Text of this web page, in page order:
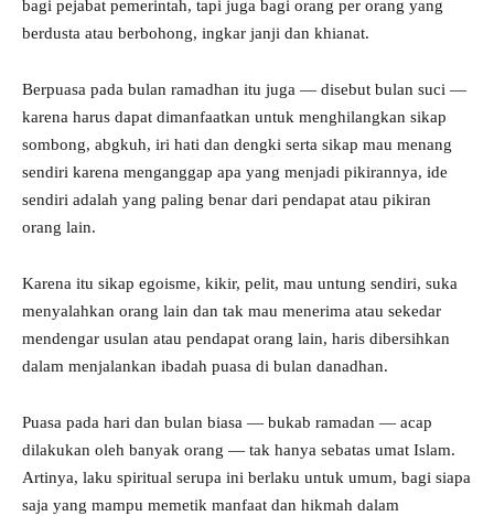
bagi pejabat pemerintah, tapi juga bagi orang per orang yang
berdusta atau berbohong, ingkar janji dan khianat.
Berpuasa pada bulan ramadhan itu juga — disebut bulan suci —
karena harus dapat dimanfaatkan untuk menghilangkan sikap
sombong, abgkuh, iri hati dan dengki serta sikap mau menang
sendiri karena menganggap apa yang menjadi pikirannya, ide
sendiri adalah yang paling benar dari pendapat atau pikiran
orang lain.
Karena itu sikap egoisme, kikir, pelit, mau untung sendiri, suka
menyalahkan orang lain dan tak mau menerima atau sekedar
mendengar usulan atau pendapat orang lain, haris dibersihkan
dalam menjalankan ibadah puasa di bulan danadhan.
Puasa pada hari dan bulan biasa — bukab ramadan — acap
dilakukan oleh banyak orang — tak hanya sebatas umat Islam.
Artinya, laku spiritual serupa ini berlaku untuk umum, bagi siapa
saja yang mampu memetik manfaat dan hikmah dalam